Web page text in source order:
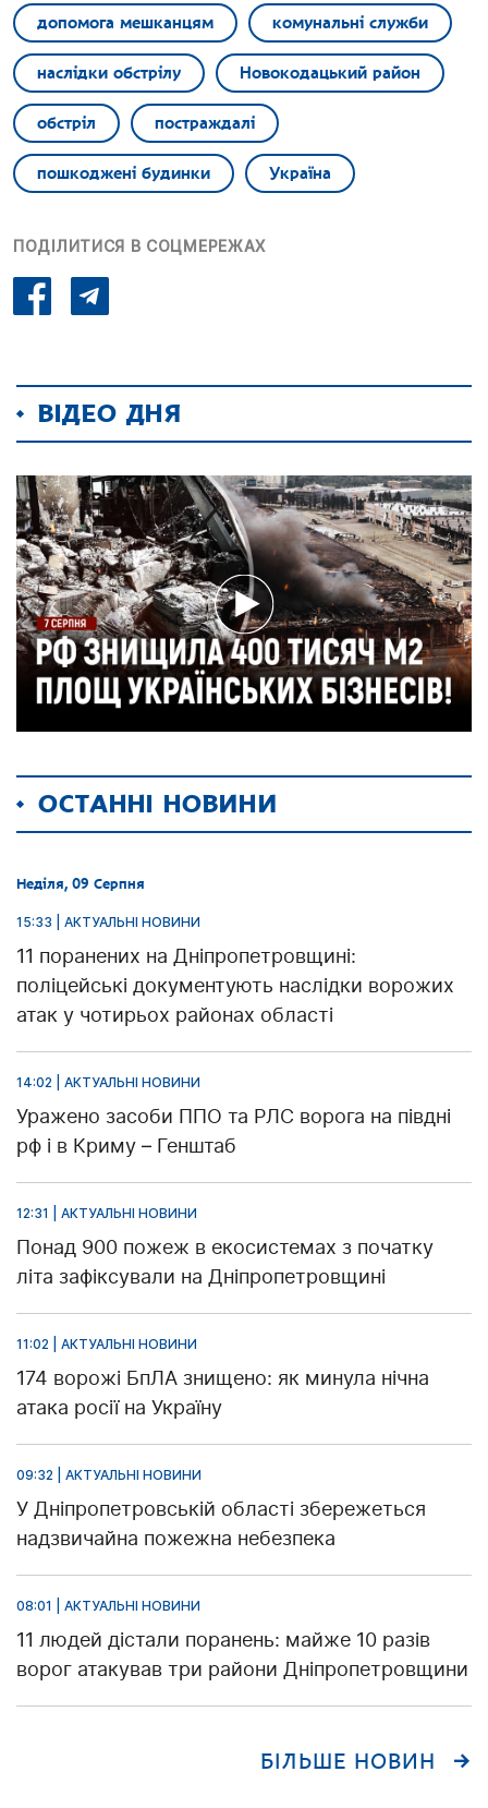
допомога мешканцям комунальні служби
наслідки обстрілу Новокодацький район
обстріл постраждалі
пошкоджені будинки Україна
ПОДІЛИТИСЯ В СОЦМЕРЕЖАХ
ВІДЕО ДНЯ
ОСТАННІ НОВИНИ
Неділя, 09 Серпня
15:33 | АКТУАЛЬНІ НОВИНИ
11 поранених на Дніпропетровщині:
поліцейські документують наслідки ворожих
атак у чотирьох районах області
14:02 | АКТУАЛЬНІ НОВИНИ
Уражено засоби ППО та РЛС ворога на півдні
рф і в Криму – Генштаб
12:31 | АКТУАЛЬНІ НОВИНИ
Понад 900 пожеж в екосистемах з початку
літа зафіксували на Дніпропетровщині
11:02 | АКТУАЛЬНІ НОВИНИ
174 ворожі БпЛА знищено: як минула нічна
атака росії на Україну
09:32 | АКТУАЛЬНІ НОВИНИ
У Дніпропетровській області збережеться
надзвичайна пожежна небезпека
08:01 | АКТУАЛЬНІ НОВИНИ
11 людей дістали поранень: майже 10 разів
ворог атакував три райони Дніпропетровщини
БІЛЬШЕ НОВИН